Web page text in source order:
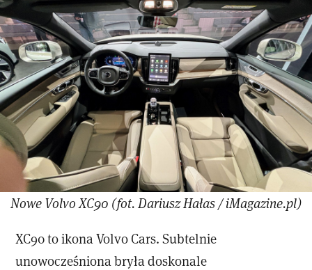
Nowe Volvo XC90 (fot. Dariusz Hałas / iMagazine.pl)
XC90 to ikona Volvo Cars. Subtelnie
unowocześniona bryła doskonale